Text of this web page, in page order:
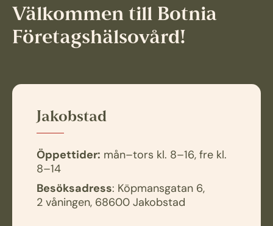
Välkommen till Botnia
Företagshälsovård!
Jakobstad
Öppettider: mån–tors kl. 8–16, fre kl.
8–14
Besöksadress: Köpmansgatan 6,
2 våningen, 68600 Jakobstad